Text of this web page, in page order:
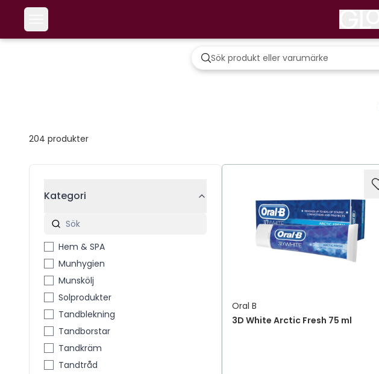
204 produkter
Kategori
Hem & SPA
Munhygien
Munskölj
Solprodukter
Tandblekning
Tandborstar
Tandkräm
Tandtråd
Oral B
3D White Arctic Fresh 75 ml